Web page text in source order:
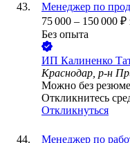
Менеджер по
75 000 – 150 000 ₽
Без опыта
ИП Калиненко
Краснодар, р-н
Можно без резюме
Откликнитесь
Откликнуться
Менеджер по